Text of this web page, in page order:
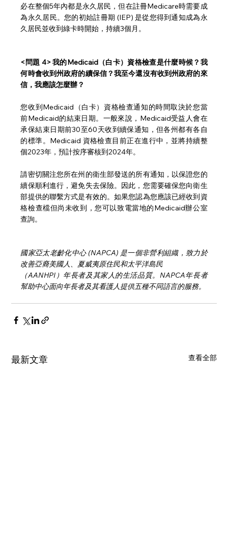
必在整個5年內都是永久居民，但在註冊Medicare時需要成
為永久居民。您的初始註冊期 (IEP) 是從您得到通知成為永
久居民並收到綠卡時開始，持續3個月。
<問題 4> 我的Medicaid（白卡）資格檢查是什麼時候？我
何時會收到州政府的續保信？我至今還沒有收到州政府的來
信，我應該怎麼辦？
您收到Medicaid（白卡）資格檢查通知的時間取決於您當
前Medicaid的結束日期。一般來說，Medicaid受益人會在
承保結束日期前30至60天收到續保通知，但各州都有各自
的標準。Medicaid 資格檢查目前正在進行中，並將持續整
個2023年，預計按序審核到2024年。
請密切關注您所在州的衛生部發送的所有通知，以保證您的
續保順利進行，避免失去保險。因此，您需要確保您向衛生
部提供的聯繫方式是有效的。如果您認為您應該已經收到資
格檢查檔但尚未收到，您可以致電當地的Medicaid辦公室
查詢。
國家亞太老齡化中心 (NAPCA) 是一個非營利組織，致力於
改善亞裔美國人、夏威夷原住民和太平洋島民
（AANHPI）年長者及其家人的生活品質。NAPCA年長者
幫助中心面向年長者及其看護人提供五種不同語言的服務。
最新文章 查看全部